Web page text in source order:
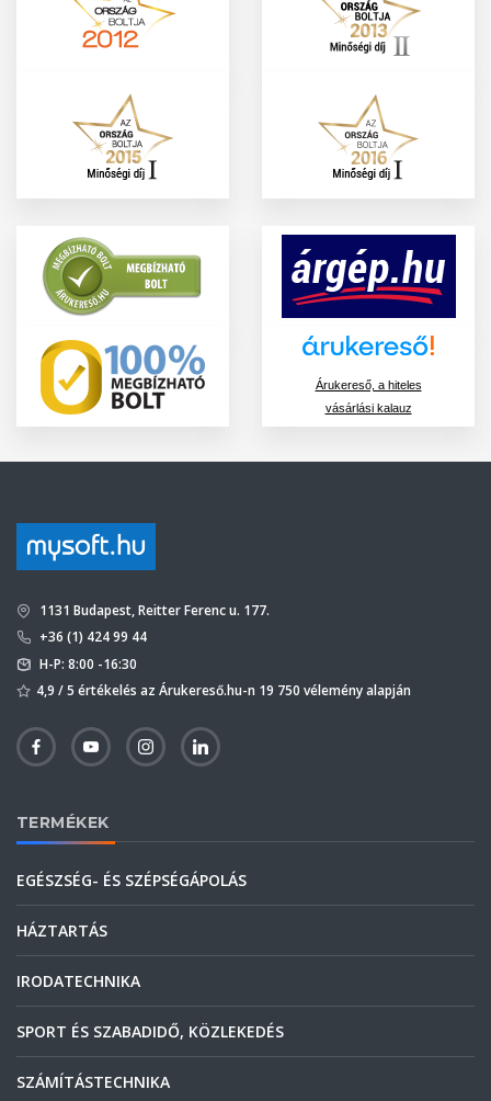
Árukereső, a hiteles
vásárlási kalauz
1131 Budapest, Reitter Ferenc u. 177.
+36 (1) 424 99 44
H-P: 8:00 -16:30
4,9 / 5 értékelés az Árukereső.hu-n 19 750 vélemény alapján
TERMÉKEK
EGÉSZSÉG- ÉS SZÉPSÉGÁPOLÁS
HÁZTARTÁS
IRODATECHNIKA
SPORT ÉS SZABADIDŐ, KÖZLEKEDÉS
SZÁMÍTÁSTECHNIKA